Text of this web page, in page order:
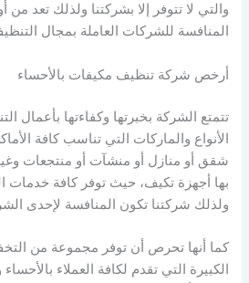
والتي لا تتوفر إلا بشركتنا ولذلك تعد
المنافسة للشركات العاملة بمجال
أرخص شركة تنظيف مكيفات بالأحساء
تتمتع الشركة بخبرتها وكفاءتها بأعمال
الأنواع والماركات التي تناسب كافة
شقق أو منازل أو منشآت أو منتجعات
بها أجهزة تكيف، حيث توفر كافة خدمات
ولذلك شركتنا تكون المنافسة لإحدى
كما أنها تحرص أن توفر مجموعة من
الكبيرة التي تقدم لكافة العملاء